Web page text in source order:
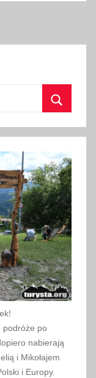
podróże po
nabierają
i Mikołajem
i Europy.